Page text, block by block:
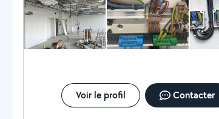
Voir le profil Contacter